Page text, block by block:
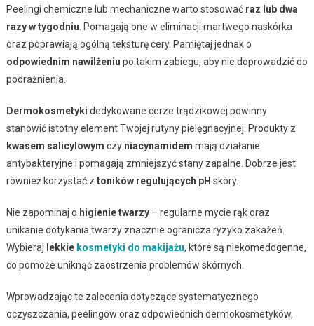
Peelingi chemiczne lub mechaniczne warto stosować raz lub dwa
razy w tygodniu . Pomagają one w eliminacji martwego naskórka
oraz poprawiają ogólną teksturę cery. Pamiętaj jednak o
odpowiednim nawilżeniu po takim zabiegu, aby nie doprowadzić do
podrażnienia.
Dermokosmetyki dedykowane cerze trądzikowej powinny
stanowić istotny element Twojej rutyny pielęgnacyjnej. Produkty z
kwasem salicylowym czy niacynamidem mają działanie
antybakteryjne i pomagają zmniejszyć stany zapalne. Dobrze jest
również korzystać z toników regulujących pH skóry.
Nie zapominaj o higienie twarzy– regularne mycie rąk oraz
unikanie dotykania twarzy znacznie ogranicza ryzyko zakażeń.
Wybieraj lekkie kosmetyki do makijażu, które są niekomedogenne,
co pomoże uniknąć zaostrzenia problemów skórnych.
Wprowadzając te zalecenia dotyczące systematycznego
oczyszczania, peelingów oraz odpowiednich dermokosmetyków,